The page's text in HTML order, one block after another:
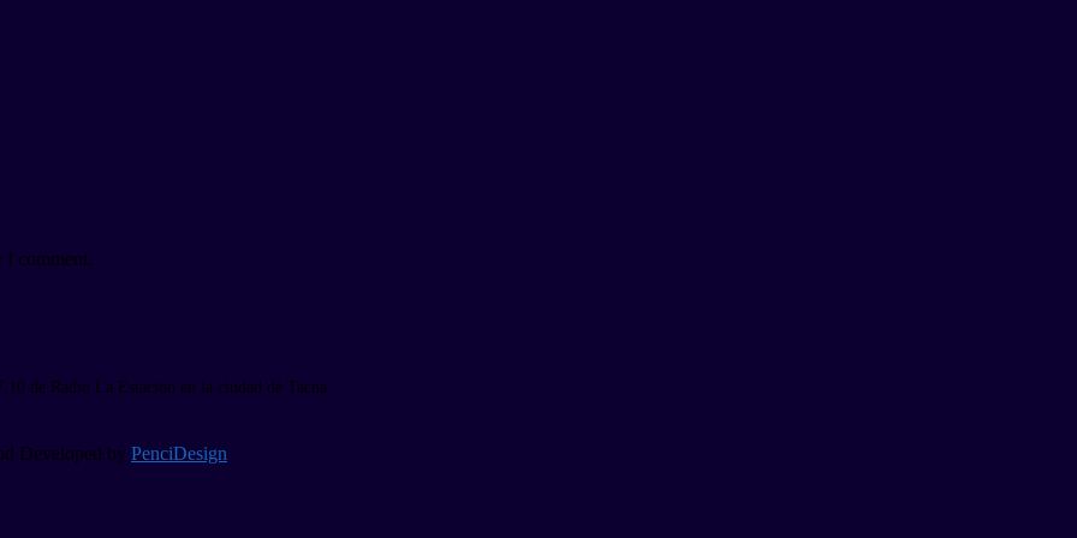
I comment.
de Radio La Estación en la ciudad de Tacna.
Developed by PenciDesign